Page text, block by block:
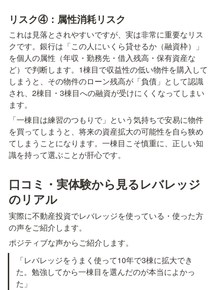
リスク④：属性消耗リスク
これは見落とされやすいですが、実は非常に重要なリス
クです。銀行は「この人にいくら貸せるか（融資枠）」
を個人の属性（年収・勤務先・借入残高・保有資産な
ど）で判断します。1棟目で収益性の低い物件を購入して
しまうと、その物件のローン残高が「負債」として認識
され、2棟目・3棟目への融資が受けにくくなってしまい
ます。
「一棟目は練習のつもりで」という気持ちで安易に物件
を買ってしまうと、将来の資産拡大の可能性を自ら狭め
てしまうことになります。一棟目こそ慎重に、正しい知
識を持って選ぶことが肝心です。
口コミ・実体験から見るレバレッジ
のリアル
実際に不動産投資でレバレッジを使っている・使った方
の声をご紹介します。
ポジティブな声からご紹介します。
「レバレッジをうまく使って10年で3棟に拡大でき
た。勉強してから一棟目を選んだのが本当によかっ
た」